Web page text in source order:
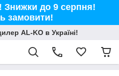
Знижки до 9 серпня!
замовити!
AL-KO в Україні!